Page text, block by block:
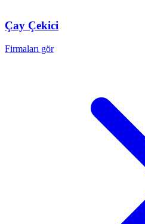
Çay Çekici
Firmaları gör